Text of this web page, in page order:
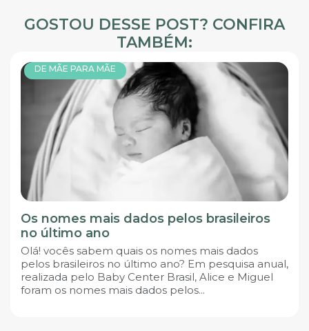
GOSTOU DESSE POST? CONFIRA
TAMBÉM:
DE MÃE PARA MÃE
Os nomes mais dados pelos brasileiros
no último ano
Olá! vocês sabem quais os nomes mais dados
pelos brasileiros no último ano? Em pesquisa anual,
realizada pelo Baby Center Brasil, Alice e Miguel
foram os nomes mais dados pelos...